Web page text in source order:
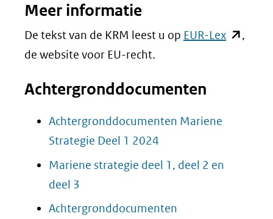
Meer informatie
De tekst van de KRM leest u op EUR-Lex(opent
,
de website voor EU-recht.
Achtergronddocumenten
Achtergronddocumenten Mariene
Strategie Deel 1 2024
Mariene strategie deel 1, deel 2 en
deel 3
Achtergronddocumenten